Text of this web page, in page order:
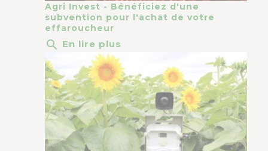
Agri Invest - Bénéficiez d'une
subvention pour l'achat de votre
effaroucheur
search En lire plus